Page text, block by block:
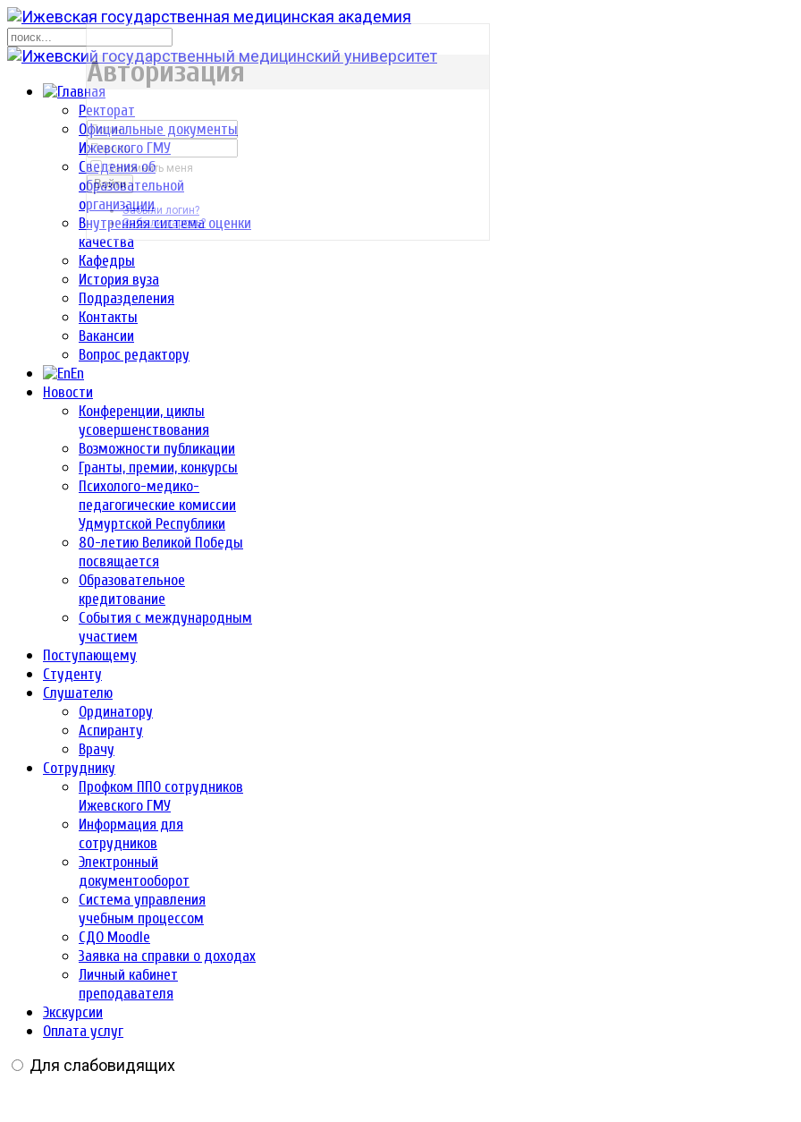
Ректорат
Официальные документы
Ижевского ГМУ
Сведения об
образовательной
организации
Внутренняя система оценки
качества
Кафедры
История вуза
Подразделения
Контакты
Вакансии
Вопрос редактору
En
Новости
Конференции, циклы
усовершенствования
Возможности публикации
Гранты, премии, конкурсы
Психолого-медико-
педагогические комиссии
Удмуртской Республики
80-летию Великой Победы
посвящается
Образовательное
кредитование
События с международным
участием
Поступающему
Студенту
Слушателю
Ординатору
Аспиранту
Врачу
Сотруднику
Профком ППО сотрудников
Ижевского ГМУ
Информация для
сотрудников
Электронный
документооборот
Система управления
учебным процессом
СДО Moodle
Заявка на справки о доходах
Личный кабинет
преподавателя
Экскурсии
Оплата услуг
Для слабовидящих
р
Авторизация
Запомнить меня
Войти
Забыли логин?
Забыли пароль?